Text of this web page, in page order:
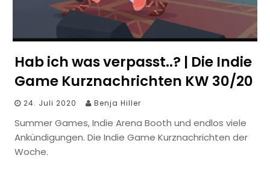
Hab ich was verpasst..? | Die Indie
Game Kurznachrichten KW 30/20
24. Juli 2020 Benja Hiller
Summer Games, Indie Arena Booth und endlos viele
Ankündigungen. Die Indie Game Kurznachrichten der
Woche.